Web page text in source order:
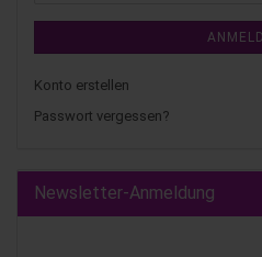
Konto erstellen
Passwort vergessen?
Newsletter-Anmeldung